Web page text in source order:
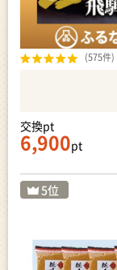
(575件)
交換pt
6,900pt